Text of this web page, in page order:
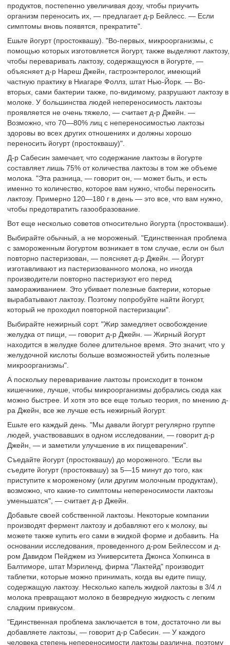
продуктов, постепенно увеличивая дозу, чтобы приучить
организм переносить их, — предлагает д-р Бейлесс. — Если
симптомы вновь появятся, прекратите".
Ешьте йогурт (простоквашу). "Во-первых, микроорганизмы, с
помощью которых изготовляется йогурт, также выделяют лактозу,
чтобы переваривать лактозу, содержащуюся в йогурте, —
объясняет д-р Нареш Джейн, гастроэнтеролог, имеющий
частную практику в Ниагаре Фоллз, штат Нью-Йорк. — Во-
вторых, сами бактерии также, по-видимому, разрушают лактозу в
молоке. У большинства людей непереносимость лактозы
проявляется не очень тяжело, — считает д-р Джейн. —
Возможно, что 70—80% лиц с непереносимостью лактозы
здоровы во всех других отношениях и должны хорошо
переносить йогурт (простоквашу)".
Д-р Сабесин замечает, что содержание лактозы в йогурте
составляет лишь 75% от количества лактозы в том же объеме
молока. "Эта разница, — говорит он, — может быть, и есть
именно то количество, которое вам нужно, чтобы переносить
лактозу. Примерно 120—180 г в день — это все, что вам нужно,
чтобы предотвратить газообразование.
Вот еще несколько советов относительно йогурта (простокваши).
Выбирайте обычный, а не мороженый. "Единственная проблема
с замороженным йогуртом возникает в том случае, если он был
повторно пастеризован, — поясняет д-р Джейн. — Йогурт
изготавливают из пастеризованного молока, но иногда
производители повторно пастеризуют его перед
замораживанием. Это убивает полезные бактерии, которые
вырабатывают лактозу. Поэтому попробуйте найти йогурт,
который не проходил повторной пастеризации".
Выбирайте нежирный сорт. "Жир замедляет освобождение
желудка от пищи, — говорит д-р Джейн. — Жирный йогурт
находится в желудке более длительное время. Это значит, что у
желудочной кислоты больше возможностей убить полезные
микроорганизмы".
А поскольку переваривание лактозы происходит в тонком
кишечнике, лучше, чтобы микроорганизмы добрались сюда как
можно быстрее. И хотя это все еще только теория, по мнению д-
ра Джейн, все же лучше есть нежирный йогурт.
Ешьте его каждый день. "Мы давали йогурт регулярно группе
людей, участвовавших в одном исследовании, — говорит д-р
Джейн, — и заметили улучшение в их пищеварении".
Съедайте йогурт (простоквашу) до мороженого. "Если вы
съедите йогурт (простоквашу) за 5—15 минут до того, как
приступите к мороженому (или другим молочным продуктам),
возможно, что какие-то симптомы непереносимости лактозы
уменьшатся", — считает д-р Джейн.
Добавьте своей собственной лактозы. Некоторые компании
производят фермент лактозу и добавляют его к молоку, вы
можете также купить его сами в жидкой форме и добавить. На
основании исследования, проведенного д-ром Бейлессом и д-
ром Давидом Пейджем из Университета Джонса Хопкинса в
Балтиморе, штат Мэриленд, фирма "Лактейд" производит
таблетки, которые можно принимать, когда вы едите пищу,
содержащую лактозу. Несколько капель жидкой лактозы в 3/4 л
молока превращают молоко в безвредную жидкость с легким
сладким привкусом.
"Единственная проблема заключается в том, достаточно ли вы
добавляете лактозы, — говорит д-р Сабесин. — У каждого
человека степень непереносимости лактозы различна, поэтому